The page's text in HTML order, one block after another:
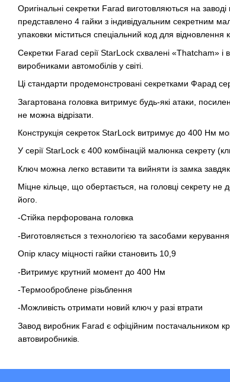
Оригінальні секретки Farad виготовляються на заводі
представлено 4 гайки з індивідуальним секретним
упаковки міститься спеціальний код для відновлення
Секретки Farad серії StarLock схвалені «Thatcham» і
виробниками автомобілів у світі.
Ці стандарти продемонстровані секретками Фарад
Загартована головка витримує будь-які атаки,
не можна відрізати.
Конструкція секреток StarLock витримує до 400 Нм
У серії StarLock є 400 комбінацій малюнка секрету
Ключ можна легко вставити та вийняти із замка
Міцне кільце, що обертається, на головці секрету не
його.
-Стійка перфорована головка
-Виготовляється з технологією та засобами
Опір класу міцності гайки становить 10,9
-Витримує крутний момент до 400 Нм
-Термооброблене різьблення
-Можливість отримати новий ключ у разі втрати
Завод виробник Farad є офіційним постачальником
автовиробників.